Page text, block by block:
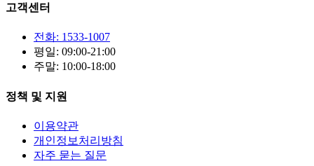
고객센터
전화: 1533-1007
평일: 09:00-21:00
주말: 10:00-18:00
정책 및 지원
이용약관
개인정보처리방침
자주 묻는 질문